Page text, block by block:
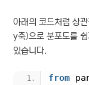
아래의 코드처럼 상
y축)으로 분포도를
있습니다.
from